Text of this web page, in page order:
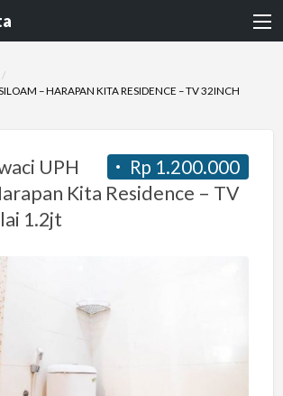
– HARAPAN KITA RESIDENCE – TV 32INCH
Rp 1.200.000
UPH
Kita Residence – TV
1.2jt